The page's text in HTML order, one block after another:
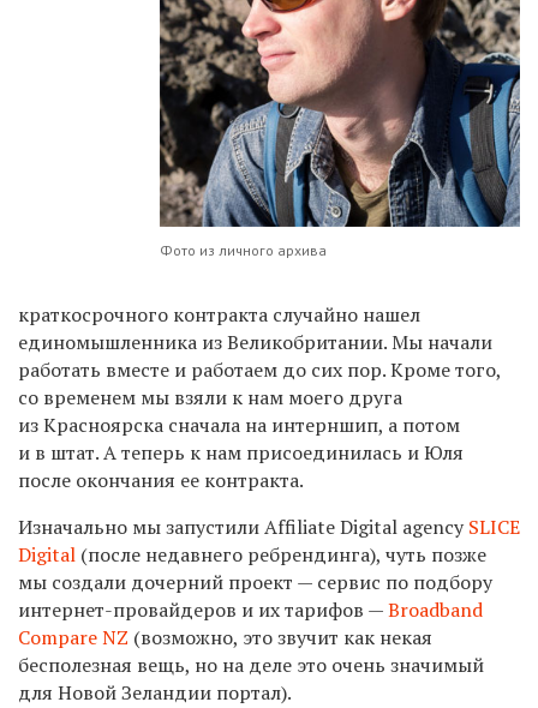
Фото из личного архива
краткосрочного контракта случайно нашел
единомышленника из Великобритании. Мы начали
работать вместе и работаем до сих пор. Кроме того,
со временем мы взяли к нам моего друга
из Красноярска сначала на интерншип, а потом
и в штат. А теперь к нам присоединилась и Юля
после окончания ее контракта.
Изначально мы запустили Affiliate Digital agencySLICE
Digital (после недавнего ребрендинга), чуть позже
мы создали дочерний проект — сервис по подбору
интернет-провайдеров и их тарифов —Broadband
Compare NZ (возможно, это звучит как некая
бесполезная вещь, но на деле это очень значимый
для Новой Зеландии портал).